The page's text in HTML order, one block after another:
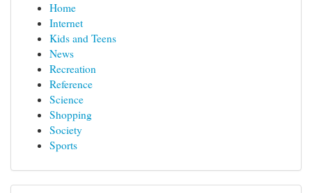
Home
Internet
Kids and Teens
News
Recreation
Reference
Science
Shopping
Society
Sports